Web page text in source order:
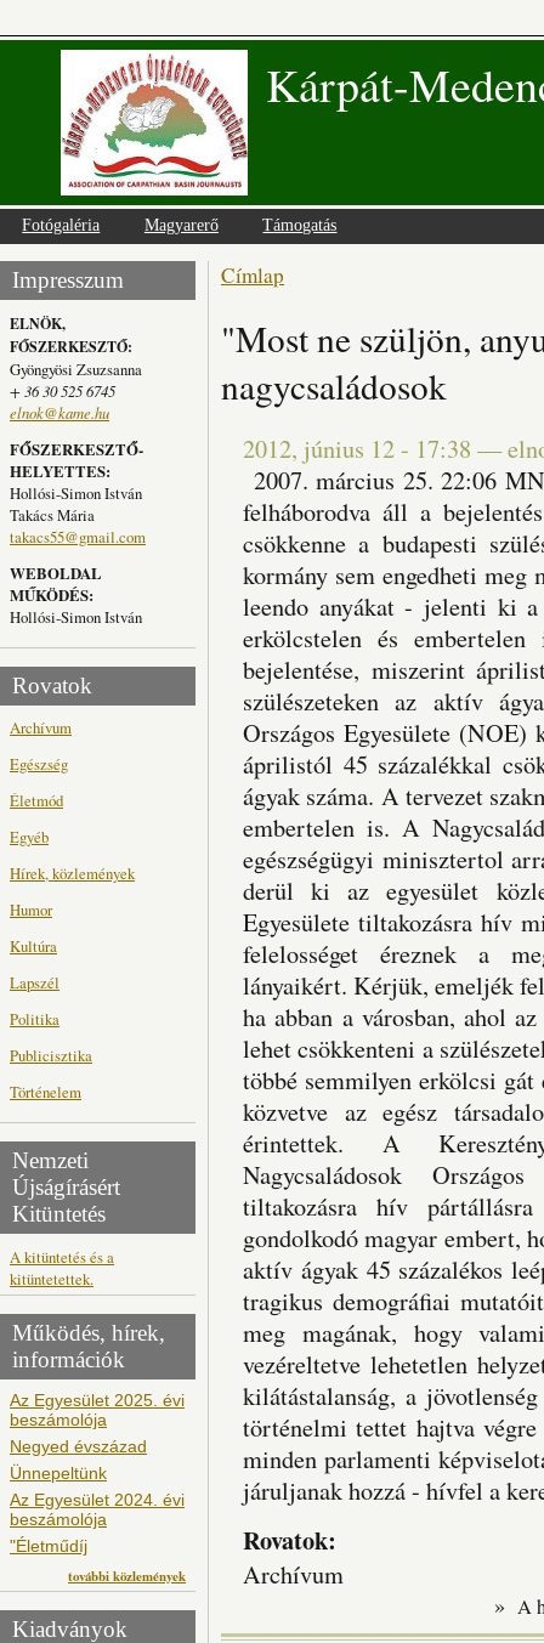
Kárpát-
Fotógaléria Magyarerő Támogatás
Impresszum
ELNÖK,
FŐSZERKESZTŐ:
Gyöngyösi Zsuzsanna
+ 36 30 525 6745
elnok@kame.hu
FŐSZERKESZTŐ-
HELYETTES:
Hollósi-Simon István
Takács Mária
takacs55@gmail.com
WEBOLDAL
MŰKÖDÉS:
Hollósi-Simon István
Rovatok
Archívum
Egészség
Életmód
Egyéb
Hírek, közlemények
Humor
Kultúra
Lapszél
Politika
Publicisztika
Történelem
Nemzeti
Újságírásért
Kitüntetés
A kitüntetés és a
kitüntetettek.
Működés, hírek,
információk
Az Egyesület 2025. évi
beszámolója
Negyed évszázad
Ünnepeltünk
Az Egyesület 2024. évi
beszámolója
"Életműdíj
további közlemények
Kiadványok
Jelenlegi hely
Címlap
"Most ne szüljön,
nagycsaládosok
2012, június 12 - 17:38 —
2007. március 25. 22:06
felháborodva áll a
csökkenne a budapesti
kormány sem engedheti meg
leendo anyákat - jelenti ki a
erkölcstelen és
bejelentése, miszerint
szülészeteken az aktív
Országos Egyesülete (NOE)
áprilistól 45 százalékkal
ágyak száma. A tervezet
embertelen is. A
egészségügyi minisztertol
derül ki az egyesület
Egyesülete tiltakozásra hív
felelosséget éreznek a
lányaikért. Kérjük, emeljék
ha abban a városban, ahol
lehet csökkenteni a
többé semmilyen erkölcsi gát
közvetve az egész
érintettek. A
Nagycsaládosok
tiltakozásra hív
gondolkodó magyar embert,
aktív ágyak 45 százalékos
tragikus demográfiai
meg magának, hogy
vezéreltetve lehetetlen
kilátástalanság, a
történelmi tettet hajtva
minden parlamenti
járuljanak hozzá - hívfel a
Rovatok:
Archívum
» A